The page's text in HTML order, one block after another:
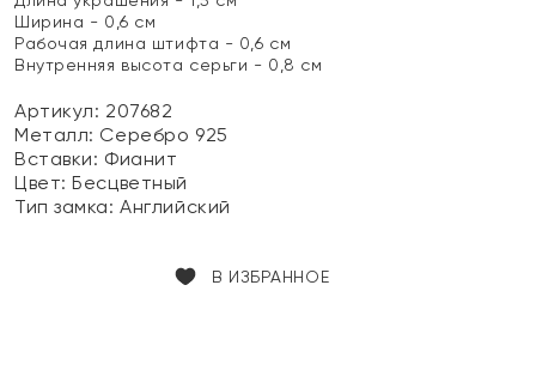
Ширина - 0,6 см
Рабочая длина штифта - 0,6 см
Внутренняя высота серьги - 0,8 см
Артикул: 207682
Металл: Серебро 925
Вставки: Фианит
Цвет:Бесцветный
Тип замка:Английский
В ИЗБРАННОЕ